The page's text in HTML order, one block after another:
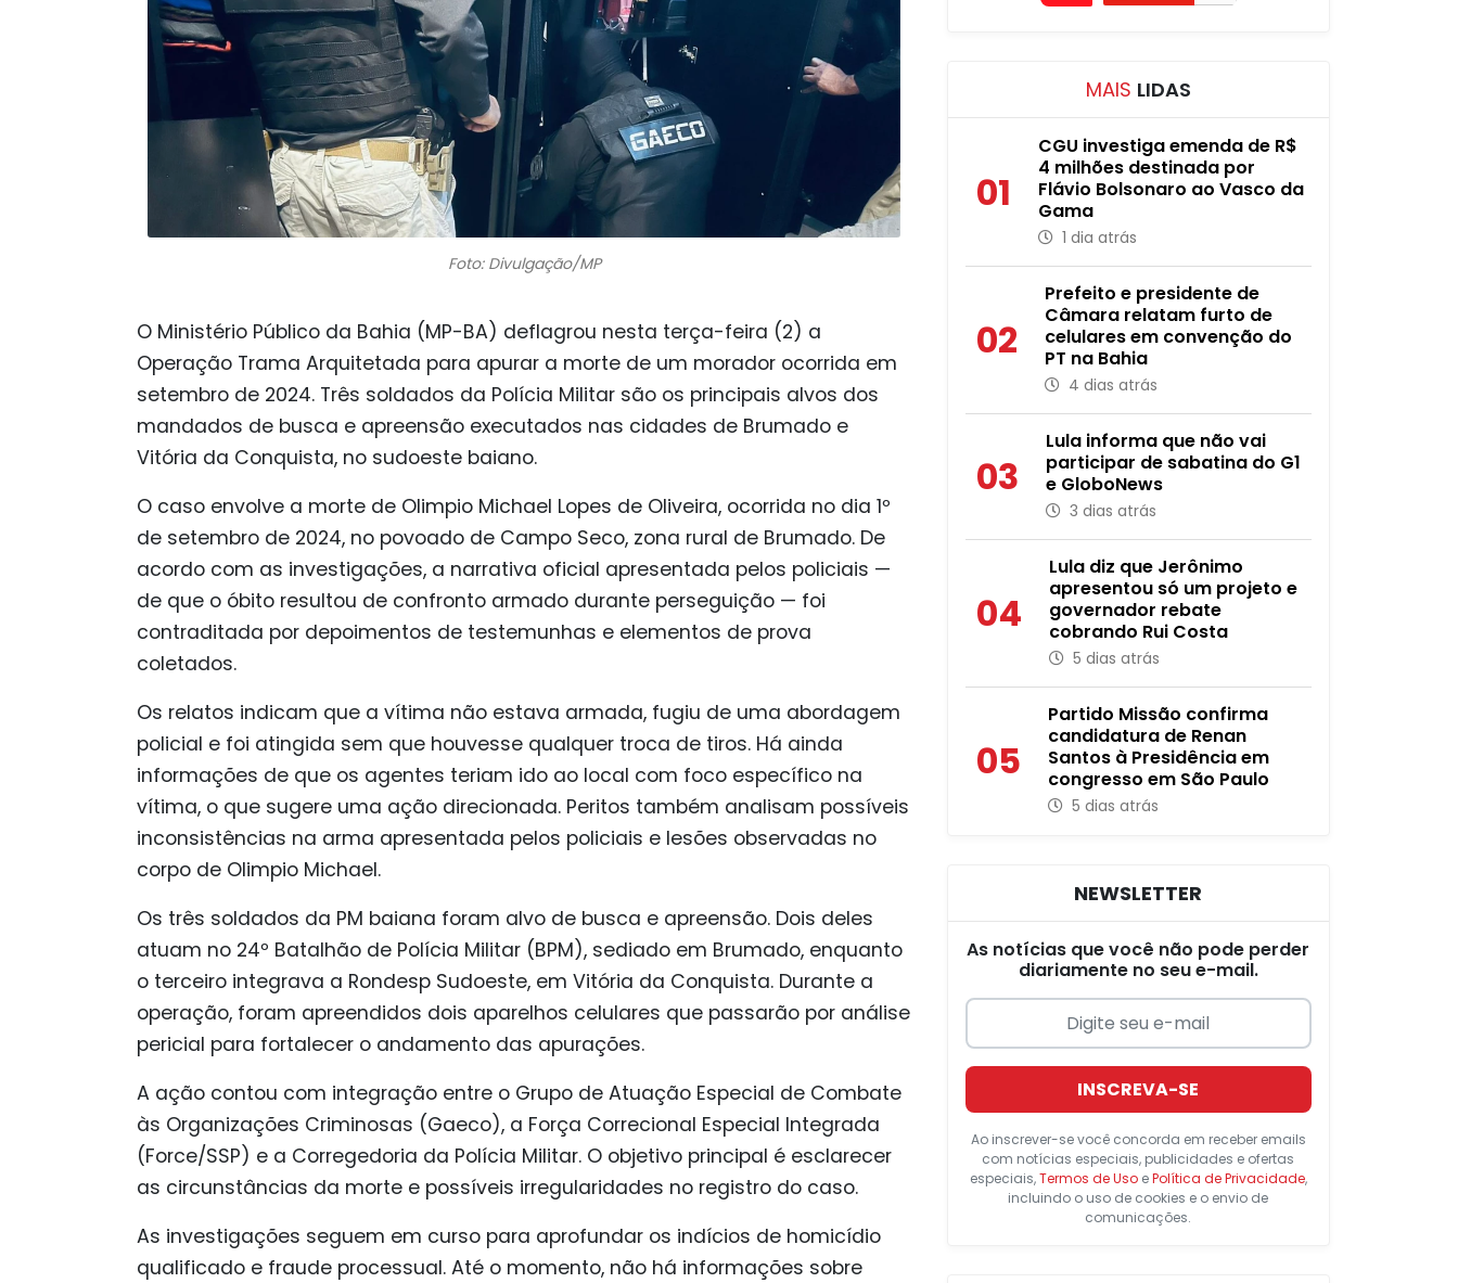
Foto: Divulgação/MP
O Ministério Público da Bahia (MP-BA) deflagrou nesta terça-feira (2) a
Operação Trama Arquitetada para apurar a morte de um morador ocorrida em
setembro de 2024. Três soldados da Polícia Militar são os principais alvos dos
mandados de busca e apreensão executados nas cidades de Brumado e
Vitória da Conquista, no sudoeste baiano.
O caso envolve a morte de Olimpio Michael Lopes de Oliveira, ocorrida no dia 1º
de setembro de 2024, no povoado de Campo Seco, zona rural de Brumado. De
acordo com as investigações, a narrativa oficial apresentada pelos policiais —
de que o óbito resultou de confronto armado durante perseguição — foi
contraditada por depoimentos de testemunhas e elementos de prova
coletados.
Os relatos indicam que a vítima não estava armada, fugiu de uma abordagem
policial e foi atingida sem que houvesse qualquer troca de tiros. Há ainda
informações de que os agentes teriam ido ao local com foco específico na
vítima, o que sugere uma ação direcionada. Peritos também analisam possíveis
inconsistências na arma apresentada pelos policiais e lesões observadas no
corpo de Olimpio Michael.
Os três soldados da PM baiana foram alvo de busca e apreensão. Dois deles
atuam no 24º Batalhão de Polícia Militar (BPM), sediado em Brumado, enquanto
o terceiro integrava a Rondesp Sudoeste, em Vitória da Conquista. Durante a
operação, foram apreendidos dois aparelhos celulares que passarão por análise
pericial para fortalecer o andamento das apurações.
A ação contou com integração entre o Grupo de Atuação Especial de Combate
às Organizações Criminosas (Gaeco), a Força Correcional Especial Integrada
(Force/SSP) e a Corregedoria da Polícia Militar. O objetivo principal é esclarecer
as circunstâncias da morte e possíveis irregularidades no registro do caso.
As investigações seguem em curso para aprofundar os indícios de homicídio
qualificado e fraude processual. Até o momento, não há informações sobre
MAIS LIDAS
01
CGU investiga emenda de R$
4 milhões destinada por
Flávio Bolsonaro ao Vasco da
Gama
1 dia atrás
02
Prefeito e presidente de
Câmara relatam furto de
celulares em convenção do
PT na Bahia
4 dias atrás
03
Lula informa que não vai
participar de sabatina do G1
e GloboNews
3 dias atrás
04
Lula diz que Jerônimo
apresentou só um projeto e
governador rebate
cobrando Rui Costa
5 dias atrás
05
Partido Missão confirma
candidatura de Renan
Santos à Presidência em
congresso em São Paulo
5 dias atrás
NEWSLETTER
As notícias que você não pode perder
diariamente no seu e-mail.
INSCREVA-SE
Ao inscrever-se você concorda em receber emails
com notícias especiais, publicidades e ofertas
especiais,Termos de UsoePolítica de Privacidade,
incluindo o uso de cookies e o envio de
comunicações.